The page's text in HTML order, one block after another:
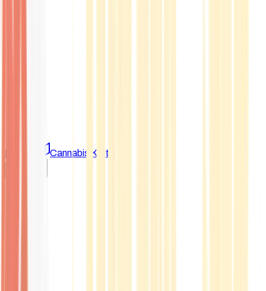
Marken Cannabis Karte